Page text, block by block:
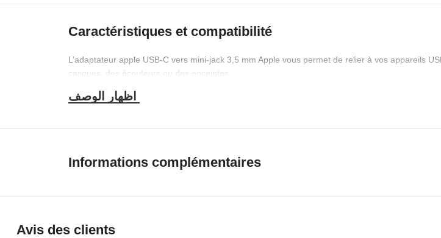
Caractéristiques et compatibilité
L’adaptateur apple USB‑C vers mini‑jack 3,5 mm Apple vous permet de relier à vos appareils
casques, des écouteurs ou des enceintes.
Informations complémentaires
Avis des clients